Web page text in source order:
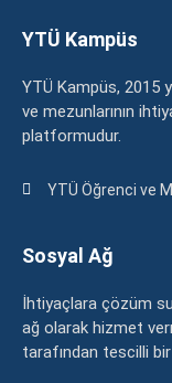
YTÜ Kampüs
YTÜ Kampüs, 2015
ve mezunlarının
platformudur.
YTÜ Öğrenci ve
Sosyal Ağ
İhtiyaçlara çözüm
ağ olarak hizmet
tarafından tescilli bir